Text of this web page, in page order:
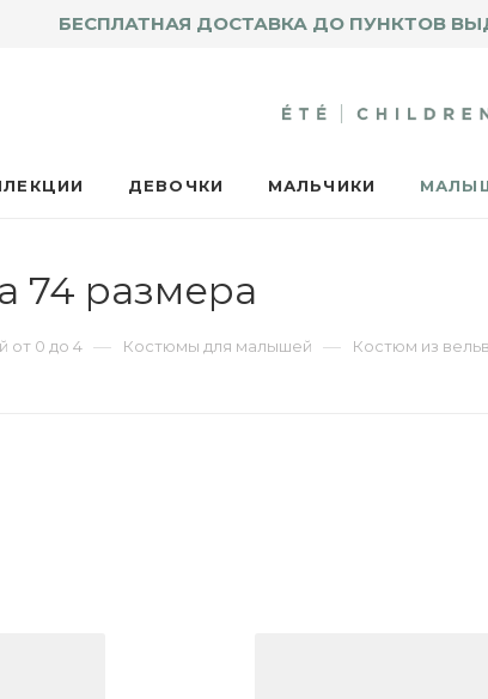
БЕСПЛАТНАЯ ДОСТАВКА ДО ПУНКТОВ
ДЕВОЧКИ МАЛЬЧИКИ
74 размера
от 0 до 4 — Костюмы для малышей — Костюм из